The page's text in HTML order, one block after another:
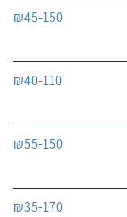
₪45-150
₪40-110
₪55-150
₪35-170